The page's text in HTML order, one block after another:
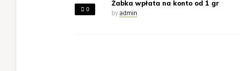
0
Żabka wpłata na konto od 1 gr
by admin